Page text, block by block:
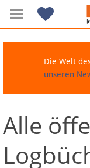
Navigation
Über Lobbypedia
Die Welt
unseren
Alle